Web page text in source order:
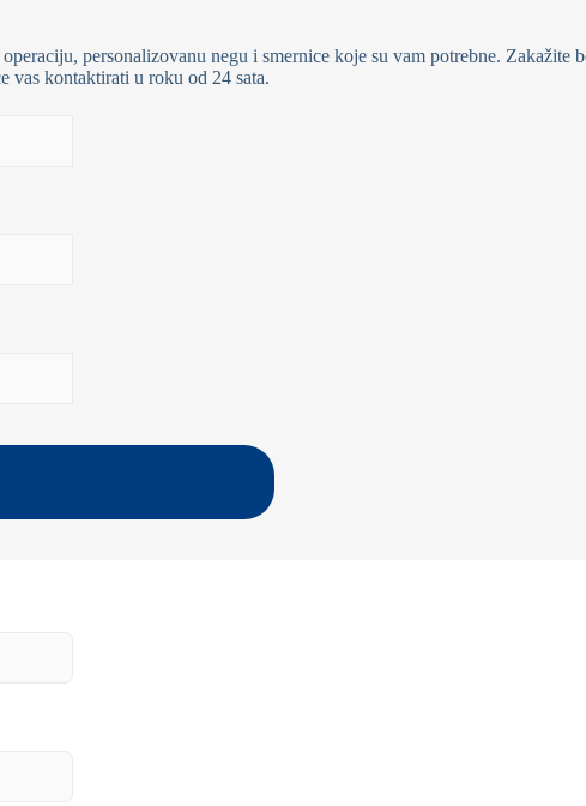
personalizovanu negu i smernice koje su vam potrebne. Zakažite
vas kontaktirati u roku od 24 sata.